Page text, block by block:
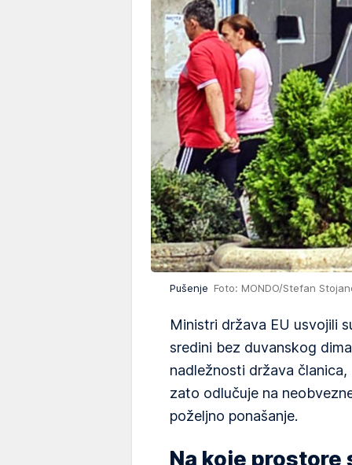
Pušenje Foto: MONDO/Stefan
Ministri država EU usvojili
sredini bez duvanskog
nadležnosti država
zato odlučuje na
poželjno ponašanje.
Na koje prostore